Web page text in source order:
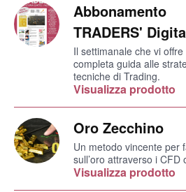
Abbonamento
TRADERS'
Il settimanale che vi offre
completa guida alle
tecniche di Trading.
Visualizza prodotto
Oro Zecchino
Un metodo vincente per
sull’oro attraverso i CFD
Visualizza prodotto